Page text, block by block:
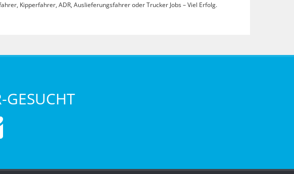
Kipperfahrer, ADR, Auslieferungsfahrer oder Trucker Jobs – Viel Erfolg.
GESUCHT